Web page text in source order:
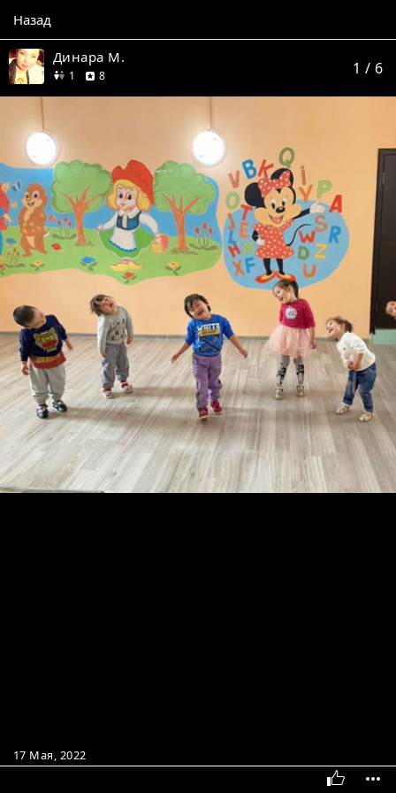
Назад
Динара М.
1 друг 8отзывов 1 / 6
17 Мая, 2022